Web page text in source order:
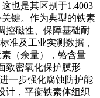
也是其区别于1.4003
键。作为典型的铁素
控磁性、保障基础耐
准及工业实测数据，
（余量），铬含量
致密氧化保护膜形
一步强化腐蚀防护能
计，平衡铁素体组织